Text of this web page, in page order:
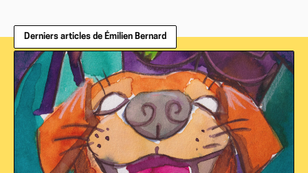
Derniers articles de Émilien Bernard